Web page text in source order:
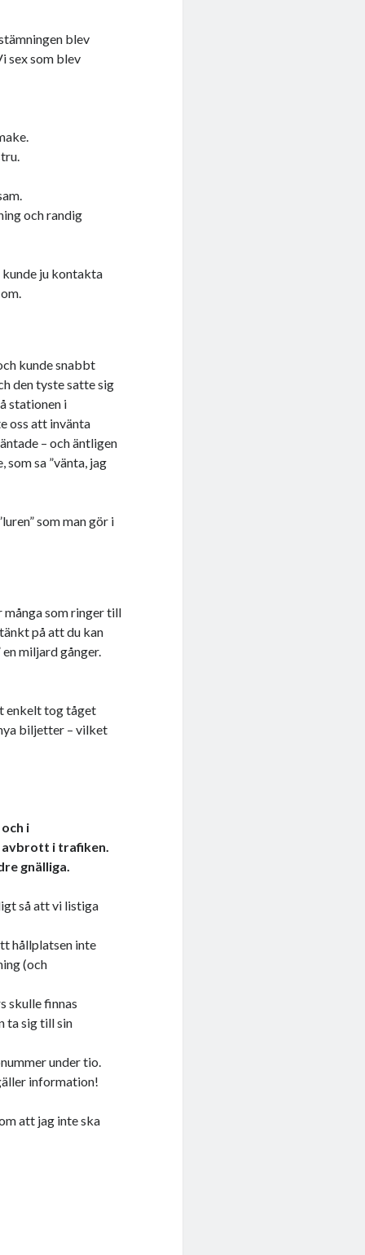
blev
sex som blev
och randig
kunde ju kontakta
kunde snabbt
den tyste satte sig
stationen i
oss att invänta
– och äntligen
sa ”vänta, jag
som man gör i
många som ringer till
på att du kan
miljard gånger.
enkelt tog tåget
biljetter – vilket
i
i trafiken.
gnälliga.
så att vi listiga
hållplatsen inte
(och
skulle finnas
ta sig till sin
under tio.
information!
att jag inte ska